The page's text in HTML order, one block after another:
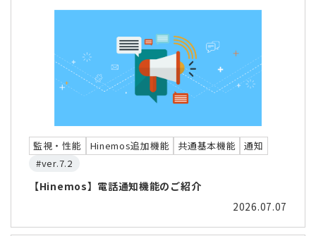
監視・性能 Hinemos追加機能 共通基本機能
通知
#ver.7.2
【Hinemos】電話通知機能のご紹介
2026.07.07